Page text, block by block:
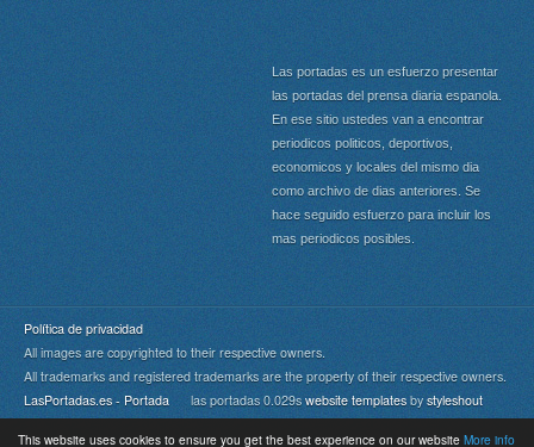
This website uses cookies to ensure you get the best experience on our website More info
Las portadas es un esfuerzo presentar
las portadas del prensa diaria espanola.
En ese sitio ustedes van a encontrar
periodicos politicos, deportivos,
economicos y locales del mismo dia
como archivo de dias anteriores. Se
hace seguido esfuerzo para incluir los
mas periodicos posibles.
Política de privacidad
All images are copyrighted to their respective owners.
All trademarks and registered trademarks are the property of their respective owners.
LasPortadas.es - Portada las portadas 0.029s website templates by styleshout